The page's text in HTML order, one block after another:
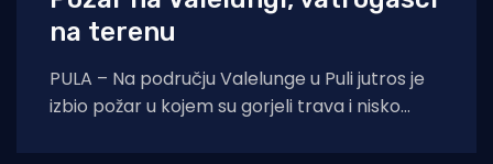
na terenu
PULA – Na području Valelunge u Puli jutros je
izbio požar u kojem su gorjeli trava i nisko